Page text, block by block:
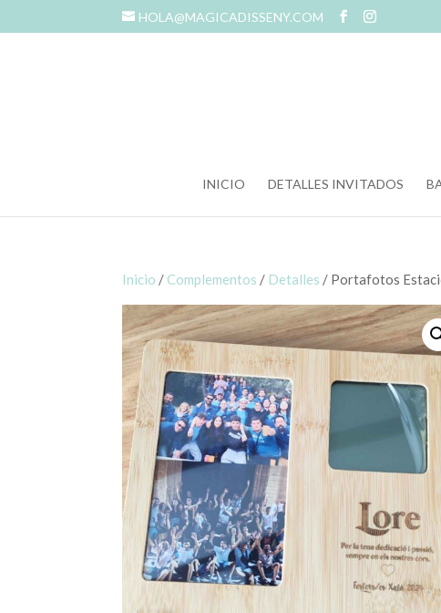
HOLA@MAGICADISSENY.COM
INICIO DETALLES INVITADOS
Inicio / Complementos / Detalles / Portafotos